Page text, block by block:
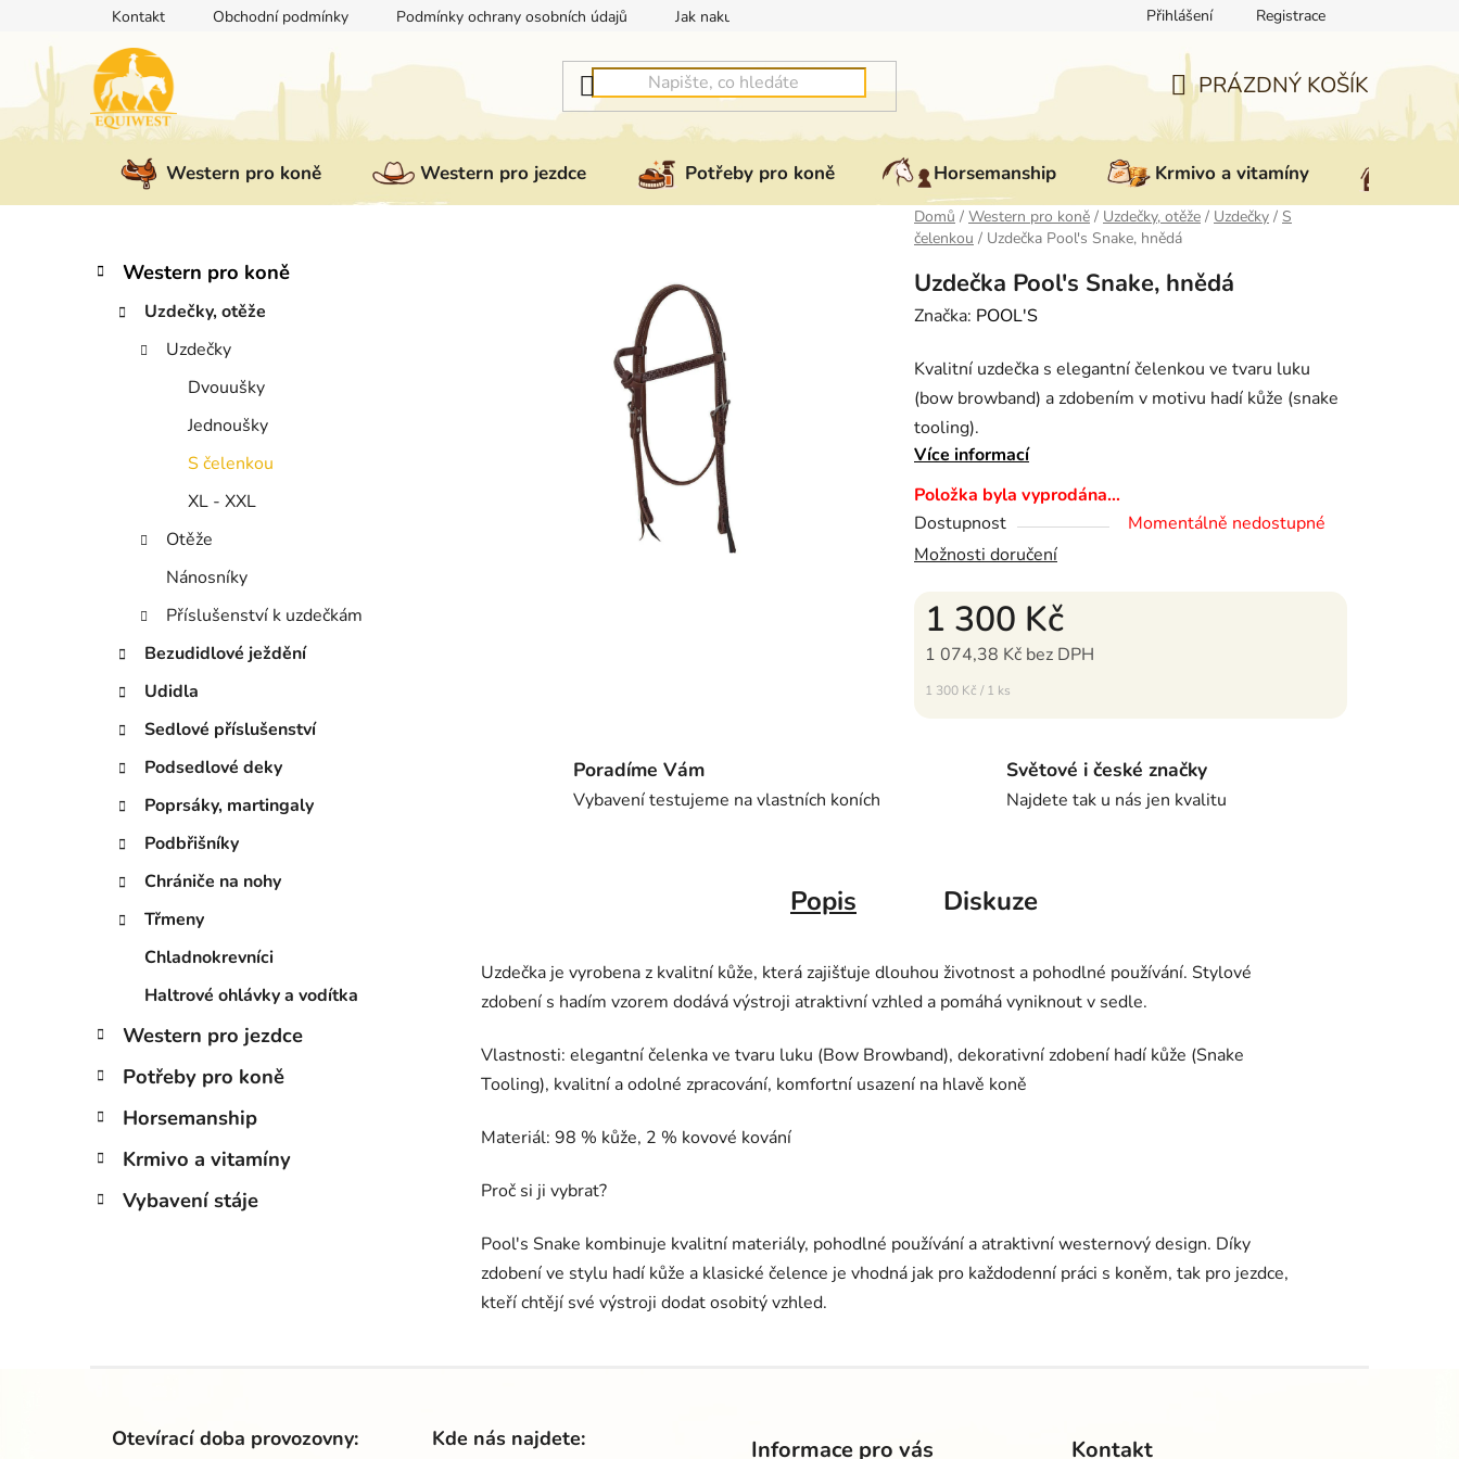
obsah
Kontakt Obchodní podmínky Podmínky ochrany osobních údajů Jak nakupovat Reklamace Doprava a platba
Přihlášení Registrace
NÁKUPNÍ
KOŠÍK
PRÁZDNÝ KOŠÍK
Western pro koně Western pro jezdce Potřeby pro koně Horsemanship Krmivo a vitamíny
Domů / Western pro koně / Uzdečky, otěže / Uzdečky / S
čelenkou / Uzdečka Pool's Snake, hnědá
PPřeskočit
kategorie
K
a
Western pro koně
Uzdečky, otěže
Uzdečky
Dvouušky
Jednoušky
S čelenkou
XL - XXL
Otěže
Nánosníky
Příslušenství k uzdečkám
Bezudidlové ježdění
Udidla
Sedlové příslušenství
Podsedlové deky
Poprsáky, martingaly
Podbřišníky
Chrániče na nohy
Třmeny
Chladnokrevníci
Haltrové ohlávky a vodítka
Western pro jezdce
Potřeby pro koně
Horsemanship
Krmivo a vitamíny
Vybavení stáje
Uzdečka Pool's Snake, hnědá
Značka: POOL'S
Kvalitní uzdečka s elegantní čelenkou ve tvaru luku
(bow browband) a zdobením v motivu hadí kůže (snake
tooling).
Více informací
Položka byla vyprodána…
Dostupnost
Momentálně nedostupné
Možnosti doručení
1 300 Kč
1 074,38 Kč bez DPH
Měrná cena:
1 300 Kč / 1 ks
Poradíme Vám
Vybavení testujeme na vlastních koních
Světové i české značky
Najdete tak u nás jen kvalitu
Popis Diskuze
Uzdečka je vyrobena z kvalitní kůže, která zajišťuje dlouhou životnost a pohodlné používání. Stylové
zdobení s hadím vzorem dodává výstroji atraktivní vzhled a pomáhá vyniknout v sedle.
Vlastnosti: elegantní čelenka ve tvaru luku (Bow Browband), dekorativní zdobení hadí kůže (Snake
Tooling), kvalitní a odolné zpracování, komfortní usazení na hlavě koně
Materiál: 98 % kůže, 2 % kovové kování
Proč si ji vybrat?
Pool's Snake kombinuje kvalitní materiály, pohodlné používání a atraktivní westernový design. Díky
zdobení ve stylu hadí kůže a klasické čelence je vhodná jak pro každodenní práci s koněm, tak pro jezdce,
kteří chtějí své výstroji dodat osobitý vzhled.
Otevírací doba provozovny: Kde nás najdete: Informace pro vás Kontakt